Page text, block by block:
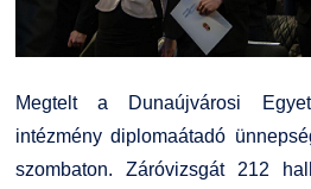
Megtelt a Dunaújvárosi
intézmény diplomaátadó
szombaton. Záróvizsgát 212